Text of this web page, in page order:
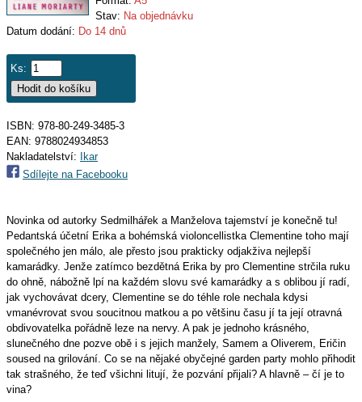
Stav: Na objednávku
Datum dodání: Do 14 dnů
Ks:
ISBN: 978-80-249-3485-3
EAN: 9788024934853
Nakladatelství:
Ikar
Sdílejte na Facebooku
Novinka od autorky Sedmilhářek a Manželova tajemství je konečně tu!
Pedantská účetní Erika a bohémská violoncellistka Clementine toho mají
společného jen málo, ale přesto jsou prakticky odjakživa nejlepší
kamarádky. Jenže zatímco bezdětná Erika by pro Clementine strčila ruku
do ohně, nábožně lpí na každém slovu své kamarádky a s oblibou jí radí,
jak vychovávat dcery, Clementine se do téhle role nechala kdysi
vmanévrovat svou soucitnou matkou a po většinu času jí ta její otravná
obdivovatelka pořádně leze na nervy. A pak je jednoho krásného,
slunečného dne pozve obě i s jejich manžely, Samem a Oliverem, Eričin
soused na grilování. Co se na nějaké obyčejné garden party mohlo přihodit
tak strašného, že teď všichni litují, že pozvání přijali? A hlavně – čí je to
vina?